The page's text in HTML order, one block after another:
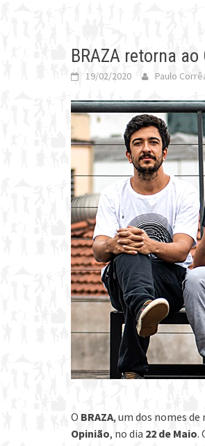
BRAZA retorna
19/02/2020 Paulo
O BRAZA, um dos nomes
Opinião, no dia 22 de Maio.